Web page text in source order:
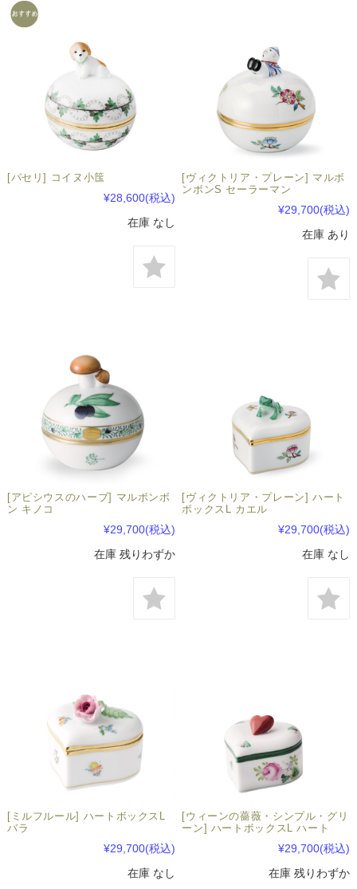
[パセリ] コイヌ小筺
¥28,600(税込)
在庫 なし
[ヴィクトリア・プレーン] マルボ
ンボンS セーラーマン
¥29,700(税込)
在庫 あり
[アピシウスのハーブ] マルボンボ
ン キノコ
¥29,700(税込)
在庫 残りわずか
[ヴィクトリア・プレーン] ハート
ボックスL カエル
¥29,700(税込)
在庫 なし
[ミルフルール] ハートボックスL
バラ
¥29,700(税込)
在庫 なし
[ウィーンの薔薇・シンプル・グリ
ーン] ハートボックスL ハート
¥29,700(税込)
在庫 残りわずか